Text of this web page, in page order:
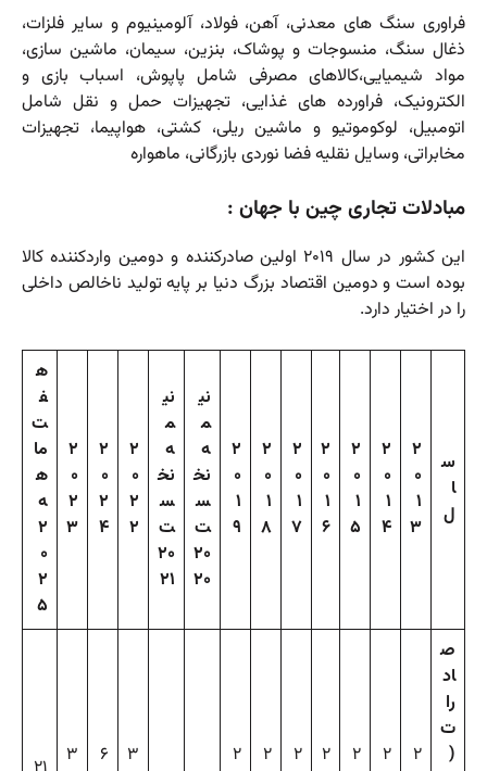
فراوری سنگ های معدنی، آهن، فولاد، آلومینیوم و سایر فلزات،
ذغال سنگ، منسوجات و پوشاک، بنزین، سیمان، ماشین سازی،
مواد شیمیایی،کالاهای مصرفی شامل پاپوش، اسباب بازی و
الکترونیک، فراورده های غذایی، تجهیزات حمل و نقل شامل
اتومبیل، لوکوموتیو و ماشین ریلی، کشتی، هواپیما، تجهیزات
مخابراتی، وسایل نقلیه فضا نوردی بازرگانی، ماهواره
مبادلات تجاری چین با جهان :
این کشور در سال ۲۰۱۹ اولین صادرکننده و دومین واردکننده کالا
بوده است و دومین اقتصاد بزرگ دنیا بر پایه تولید ناخالص داخلی
را در اختیار دارد.
س
ا
ل
۲
۰
۱
۳
۲
۰
۱
۴
۲
۰
۱
۵
۲
۰
۱
۶
۲
۰
۱
۷
۲
۰
۱
۸
۲
۰
۱
۹
نی
م
ه
نخ
س
ت
۲۰
۲۰
نی
م
ه
نخ
س
ت
۲۰
۲۱
۲
۰
۲
۲
۲
۰
۲
۴
۲
۰
۲
۳
ه
ف
ت
ما
ه
ه
۲
۰
۲
۵
ص
اد
را
ت
(
۲
۲
۲
۲
۲
۲
۲
۳
۶
۳